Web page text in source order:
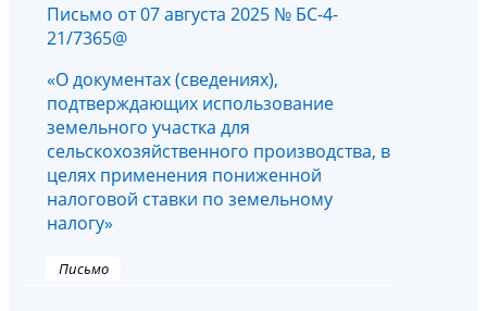
Письмо от 07 августа 2025 № БС-4-
21/7365@
«О документах (сведениях),
подтверждающих использование
земельного участка для
сельскохозяйственного производства, в
целях применения пониженной
налоговой ставки по земельному
налогу»
Письмо